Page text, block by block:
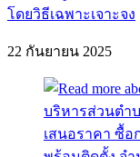
โดยวิธีเฉพาะเจาะจง
22 กันยายน 2025